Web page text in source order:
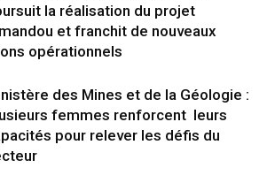
la réalisation du projet
et franchit de nouveaux
opérationnels
des Mines et de la Géologie :
femmes renforcent leurs
pour relever les défis du